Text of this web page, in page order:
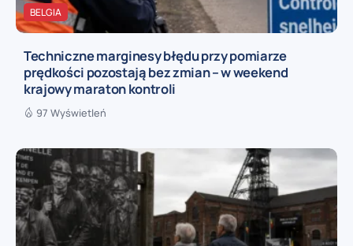
BELGIA
Techniczne marginesy błędu przy pomiarze
prędkości pozostają bez zmian – w weekend
krajowy maraton kontroli
97 Wyświetleń